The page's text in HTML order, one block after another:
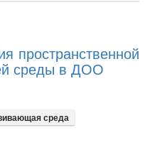
пространственной
среды в ДОО
среда